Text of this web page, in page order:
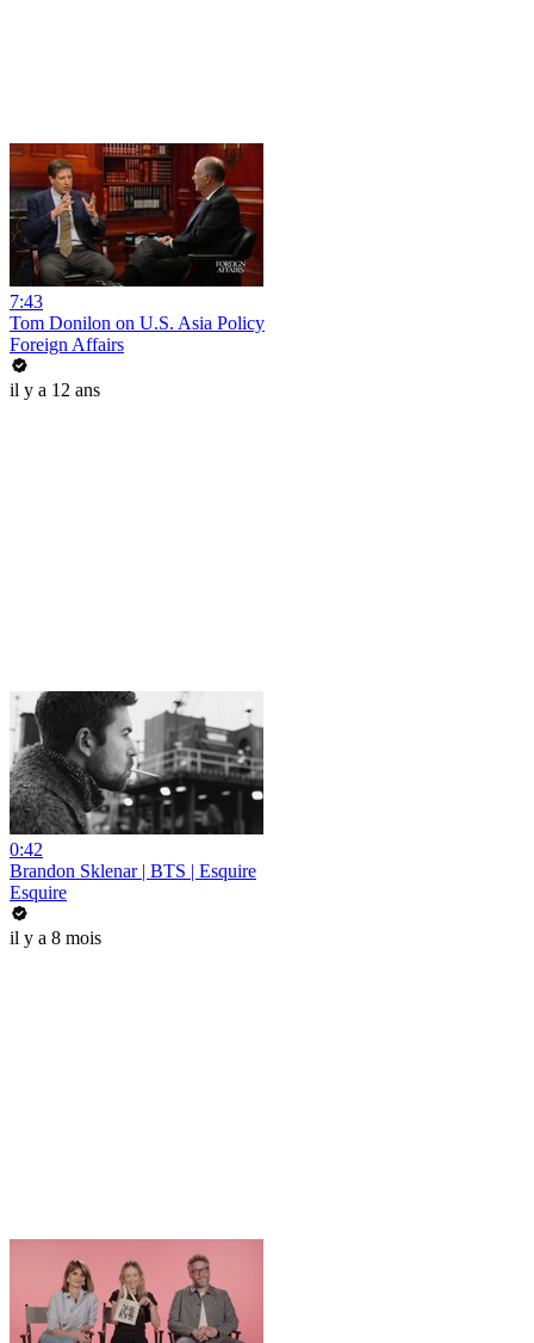
7:43
Tom Donilon on U.S. Asia Policy
Foreign Affairs
il y a 12 ans
0:42
Brandon Sklenar | BTS | Esquire
Esquire
il y a 8 mois